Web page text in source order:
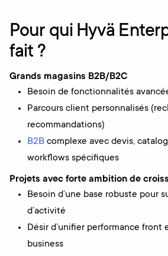
Pour qui Hyvä
fait ?
Grands magasins B2B/B2C
Besoin de fonctionnalités
Parcours client personnalisés
recommandations)
B2B complexe avec devis,
workflows spécifiques
Projets avec forte ambition de
Besoin d’une base robuste pour
d’activité
Désir d’unifier performance
business